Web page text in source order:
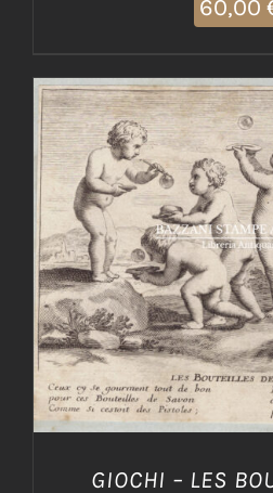
60,00
AGGIUNGI AL CARRELLO
GIOCHI – LES